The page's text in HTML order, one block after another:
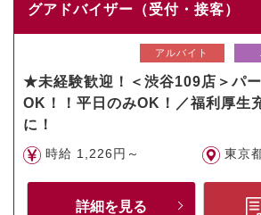
グアドバイザー（受付・接客）
アルバイト
★未経験歓迎！＜渋谷109店＞パ
OK！！平日のみOK！／福利厚生
に！
時給 1,226円～ 東京
詳細を見る